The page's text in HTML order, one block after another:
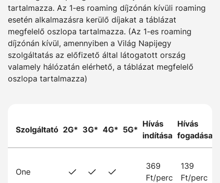
tartalmazza. Az 1-es roaming díjzónán kívüli roaming
esetén alkalmazásra kerülő díjakat a táblázat
megfelelő oszlopa tartalmazza. (Az 1-es roaming
díjzónán kívül, amennyiben a Világ Napijegy
szolgáltatás az előfizető által látogatott ország
valamely hálózatán elérhető, a táblázat megfelelő
oszlopa tartalmazza)
Szolgáltató 2G* 3G* 4G* 5G*
Hívás
indítása
Hívás
fogadása
One
369
Ft/perc
139
Ft/perc